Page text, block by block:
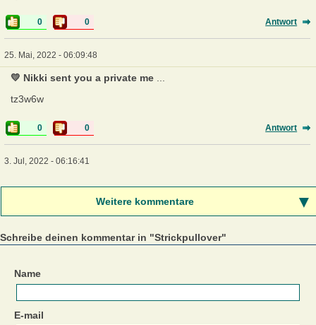
0 0 Antwort
25. Mai, 2022 - 06:09:48
💛 Nikki sent you a private me ...
tz3w6w
0 0 Antwort
3. Jul, 2022 - 06:16:41
Weitere kommentare
Schreibe deinen kommentar in "Strickpullover"
Name
E-mail